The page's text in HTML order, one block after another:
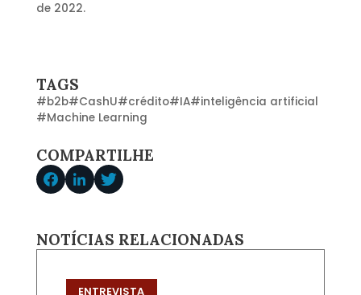
de 2022.
TAGS
#b2b#CashU#crédito#IA#inteligência artificial
#Machine Learning
COMPARTILHE
NOTÍCIAS RELACIONADAS
ENTREVISTA